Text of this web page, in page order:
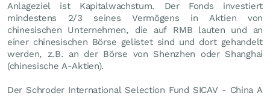
Anlageziel ist Kapitalwachstum. Der Fonds investiert
mindestens 2/3 seines Vermögens in Aktien von
chinesischen Unternehmen, die auf RMB lauten und an
einer chinesischen Börse gelistet sind und dort gehandelt
werden, z.B. an der Börse von Shenzhen oder Shanghai
(chinesische A-Aktien).
Der Schroder International Selection Fund SICAV - China A